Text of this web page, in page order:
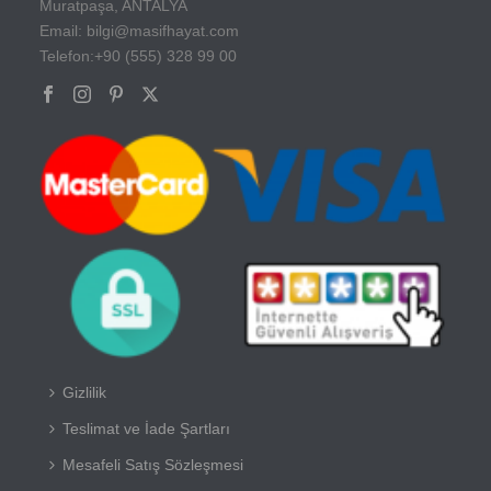
Muratpaşa, ANTALYA
Email: bilgi@masifhayat.com
Telefon:+90 (555) 328 99 00
Gizlilik
Teslimat ve İade Şartları
Mesafeli Satış Sözleşmesi